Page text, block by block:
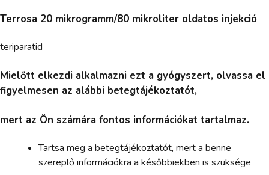
Terrosa 20 mikrogramm/80 mikroliter oldatos injekció
teriparatid
Mielőtt elkezdi alkalmazni ezt a gyógyszert, olvassa el
figyelmesen az alábbi betegtájékoztatót,
mert az Ön számára fontos információkat tartalmaz.
Tartsa meg a betegtájékoztatót, mert a benne
szereplő információkra a későbbiekben is szüksége